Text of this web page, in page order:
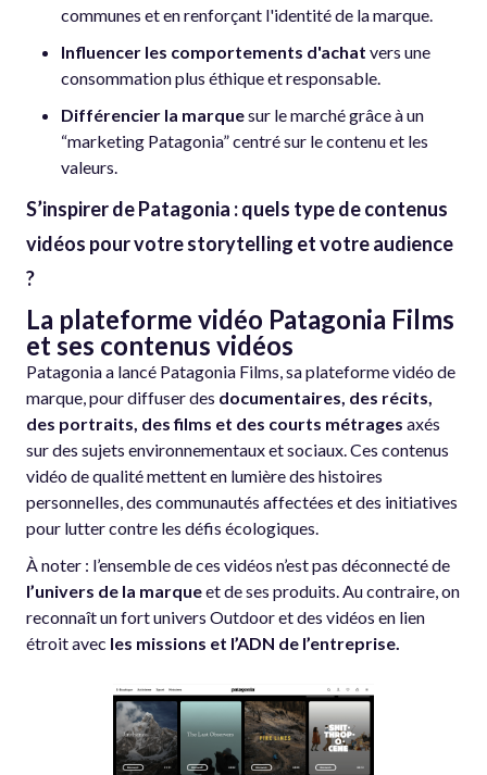
communes et en renforçant l'identité de la marque.
Influencer les comportements d'achat vers une
consommation plus éthique et responsable.
Différencier la marquesur le marché grâce à un
“marketing Patagonia” centré sur le contenu et les
valeurs.
S’inspirer de Patagonia : quels type de contenus
vidéos pour votre storytelling et votre audience
?
La plateforme vidéo Patagonia Films
et ses contenus vidéos
Patagonia a lancé Patagonia Films, sa plateforme vidéo de
marque, pour diffuser des documentaires, des récits,
des portraits, des films et des courts métrages axés
sur des sujets environnementaux et sociaux. Ces contenus
vidéo de qualité mettent en lumière des histoires
personnelles, des communautés affectées et des initiatives
pour lutter contre les défis écologiques.
À noter : l’ensemble de ces vidéos n’est pas déconnecté de
l’univers de la marqueet de ses produits. Au contraire, on
reconnaît un fort univers Outdoor et des vidéos en lien
étroit avec les missions et l’ADN de l’entreprise.